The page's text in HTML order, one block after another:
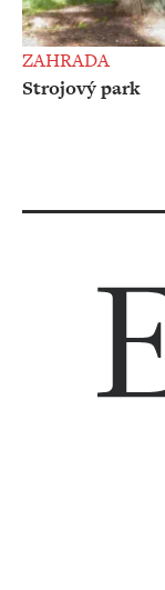
ZAHRADA
Strojový park